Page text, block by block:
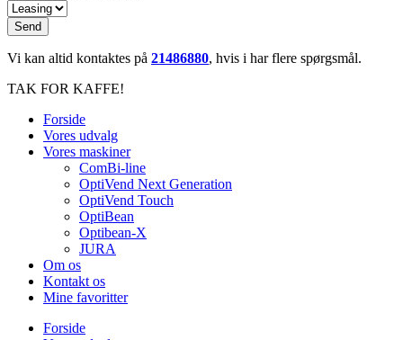
Send
Vi kan altid kontaktes på 21486880, hvis i har flere spørgsmål.
TAK FOR KAFFE!
Forside
Vores udvalg
Vores maskiner
ComBi-line
OptiVend Next Generation
OptiVend Touch
OptiBean
Optibean-X
JURA
Om os
Kontakt os
Mine favoritter
Forside